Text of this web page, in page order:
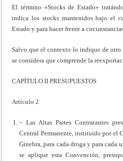
El término «Stocks de Estado»
indica los stocks mantenidos bajo el
Estado y para hacer frente a
Salvo que el contexto lo indique de
se considera que comprende la
CAPÍTULO II PRESUPUESTOS
Artículo 2
– Las Altas Partes Contratantes
Central Permanente, instituido por el
Ginebra, para cada droga y para cada
se aplique esta Convención,